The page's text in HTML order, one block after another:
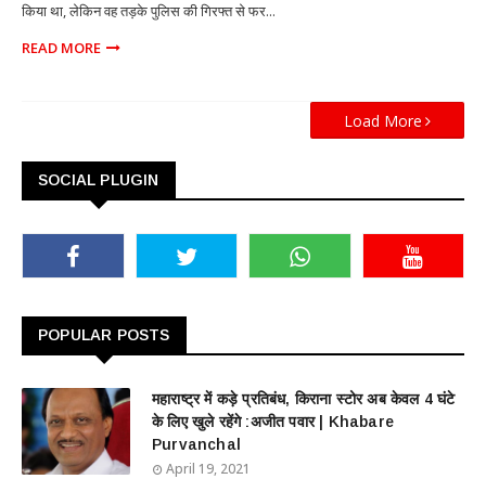
किया था, लेकिन वह तड़के पुलिस की गिरफ्त से फर...
READ MORE
Load More
SOCIAL PLUGIN
POPULAR POSTS
महाराष्ट्र में कड़े प्रतिबंध, किराना स्टोर अब केवल 4 घंटे
के लिए खुले रहेंगे :अजीत पवार | Khabare
Purvanchal
April 19, 2021